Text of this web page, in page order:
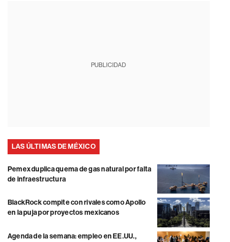
PUBLICIDAD
LAS ÚLTIMAS DE MÉXICO
Pemex duplica quema de gas natural por falta
de infraestructura
BlackRock compite con rivales como Apollo
en la puja por proyectos mexicanos
Agenda de la semana: empleo en EE.UU.,